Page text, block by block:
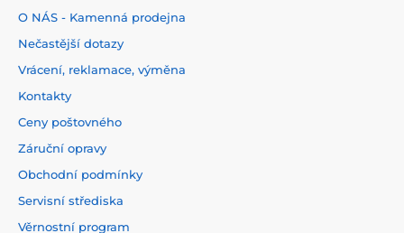
O NÁS - Kamenná prodejna
Nečastější dotazy
Vrácení, reklamace, výměna
Kontakty
Ceny poštovného
Záruční opravy
Obchodní podmínky
Servisní střediska
Věrnostní program